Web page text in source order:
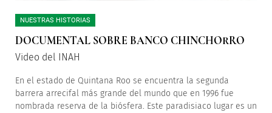
NUESTRAS HISTORIAS
DOCUMENTAL SOBRE BANCO CHINCHORRO
Video del INAH
En el estado de Quintana Roo se encuentra la segunda
barrera arrecifal más grande del mundo que en 1996 fue
nombrada reserva de la biósfera. Este paradisiaco lugar es un